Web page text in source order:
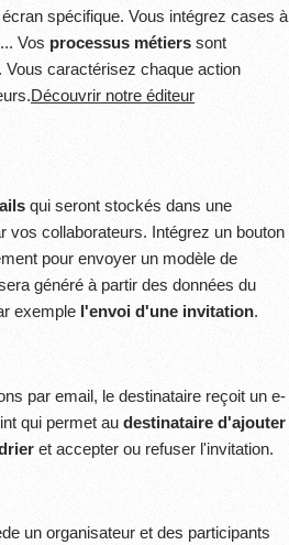
spécifique. Vous intégrez cases à
Vos processus métiers sont
. Vous caractérisez chaque action
Découvrir notre éditeur
qui seront stockés dans une
vos collaborateurs. Intégrez un bouton
pour envoyer un modèle de
généré à partir des données du
exemple l'envoi d'une invitation.
par email, le destinataire reçoit un e-
qui permet au destinataire d'ajouter
et accepter ou refuser l'invitation.
un organisateur et des participants